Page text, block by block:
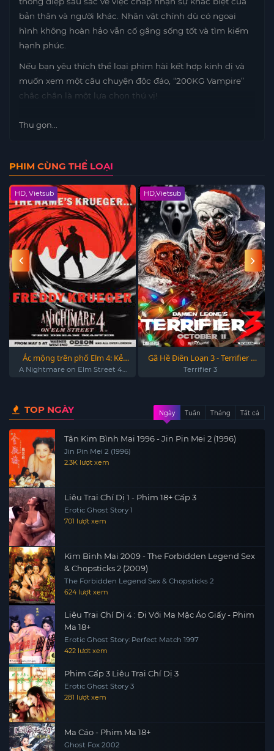
bản thân và người khác. Nhân vật chính dù có ngoại
hình không hoàn hảo vẫn cố gắng sống tốt và tìm kiếm
hạnh phúc.
Nếu bạn yêu thích thể loại phim hài kết hợp kinh dị và
muốn xem một câu chuyện độc đáo, “200KG Vampire”
chắc chắn là một lựa chọn thú vị!
Thu gọn...
PHIM CÙNG THỂ LOẠI
HD, Vietsub
Ác mộng trên phố Elm 4: Kẻ
làm chủ giấc mơ - A Nightmare
A Nightmare on Elm Street 4:
HD,Vietsub
Gã Hề Điên Loạn 3 - Terrifier 3
2024
Terrifier 3
TOP NGÀY Ngày Tuần Tháng Tất cả
Tân Kim Bình Mai 1996 - Jin Pin Mei 2 (1996)
Jin Pin Mei 2 (1996)
2.3K lượt xem
Liêu Trai Chí Dị 1 - Phim 18+ Cấp 3
Erotic Ghost Story 1
701 lượt xem
Kim Bình Mai 2009 - The Forbidden Legend Sex
& Chopsticks 2 (2009)
The Forbidden Legend Sex & Chopsticks 2
624 lượt xem
Liêu Trai Chí Dị 4 : Đi Với Ma Mặc Áo Giấy - Phim
Ma 18+
Erotic Ghost Story: Perfect Match 1997
422 lượt xem
Phim Cấp 3 Liêu Trai Chí Dị 3
Erotic Ghost Story 3
281 lượt xem
Ma Cáo - Phim Ma 18+
Ghost Fox 2002